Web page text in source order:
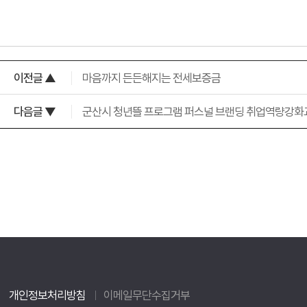
이전글 ▲ 마음까지 든든해지는 전세보증금
다음글 ▼ 군산시 청년뜰 프로그램 퍼스널 브랜딩 취업역량강화
개인정보처리방침 이메일무단수집거부